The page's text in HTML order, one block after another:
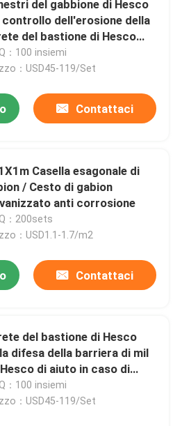
del gabbione di Hesco
controllo dell'erosione della
del bastione di Hesco
barriera dell'inondazione
：100 insiemi
：USD45-119/Set
Contattaci
Casella esagonale di
/ Cesto di gabion
anti corrosione
：200sets
：USD1.1-1.7/m2
Contattaci
del bastione di Hesco
difesa della barriera di mil
di aiuto in caso di
：100 insiemi
：USD45-119/Set